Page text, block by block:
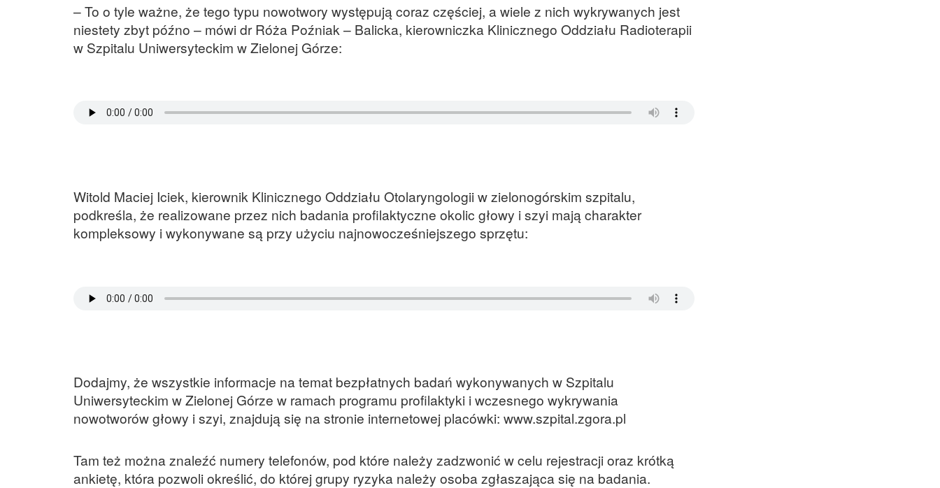
– To o tyle ważne, że tego typu nowotwory występują coraz częściej, a wiele z nich wykrywanych jest
niestety zbyt późno – mówi dr Róża Poźniak – Balicka, kierowniczka Klinicznego Oddziału Radioterapii
w Szpitalu Uniwersyteckim w Zielonej Górze:
Witold Maciej Iciek, kierownik Klinicznego Oddziału Otolaryngologii w zielonogórskim szpitalu,
podkreśla, że realizowane przez nich badania profilaktyczne okolic głowy i szyi mają charakter
kompleksowy i wykonywane są przy użyciu najnowocześniejszego sprzętu:
Dodajmy, że wszystkie informacje na temat bezpłatnych badań wykonywanych w Szpitalu
Uniwersyteckim w Zielonej Górze w ramach programu profilaktyki i wczesnego wykrywania
nowotworów głowy i szyi, znajdują się na stronie internetowej placówki: www.szpital.zgora.pl
Tam też można znaleźć numery telefonów, pod które należy zadzwonić w celu rejestracji oraz krótką
ankietę, która pozwoli określić, do której grupy ryzyka należy osoba zgłaszająca się na badania.